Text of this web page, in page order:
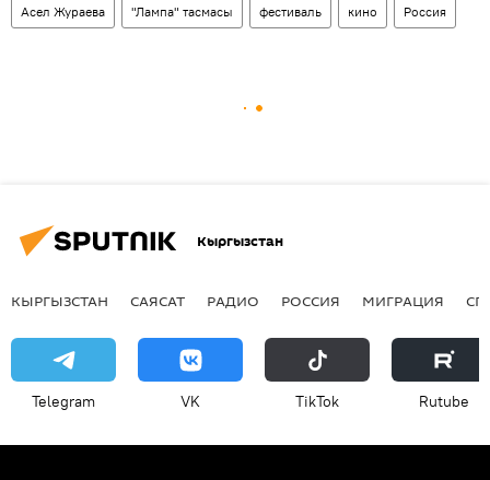
Асел Жураева "Лампа" тасмасы фестиваль кино Россия
Кыргызстан
КЫРГЫЗСТАН САЯСАТ РАДИО РОССИЯ МИГРАЦИЯ
Telegram VK ТikТоk Rutube